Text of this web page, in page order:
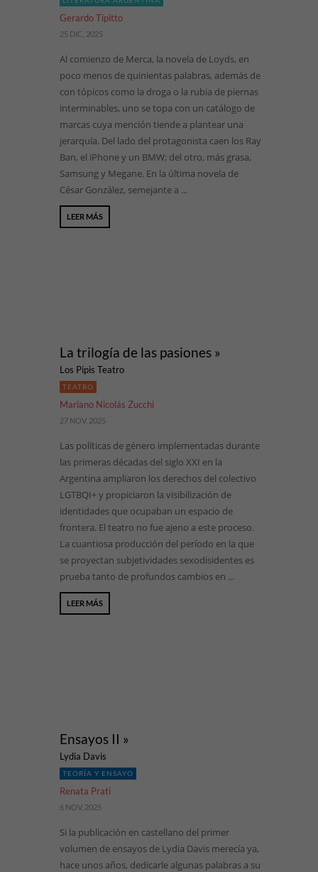
Gerardo Tipitto
25 DIC, 2025
Al comienzo de Merca, la novela de Loyds, en
poco menos de quinientas palabras, además de
con tópicos como la droga o la rubia de piernas
interminables, uno se topa con un catálogo de
marcas cuya mención tiende a plantear una
jerarquía. Del lado del protagonista caen los Ray
Ban, el iPhone y un BMW; del otro, más grasa,
Samsung y Megane. En la última novela de
César González, semejante a ...
LEER MÁS
La trilogía de las pasiones »
Los Pipis Teatro
TEATRO
Mariano Nicolás Zucchi
27 NOV, 2025
Las políticas de género implementadas durante
las primeras décadas del siglo XXI en la
Argentina ampliaron los derechos del colectivo
LGTBQI+ y propiciaron la visibilización de
identidades que ocupaban un espacio de
frontera. El teatro no fue ajeno a este proceso.
La cuantiosa producción del período en la que
se proyectan subjetividades sexodisidentes es
prueba tanto de profundos cambios en ...
LEER MÁS
Ensayos II »
Lydia Davis
TEORÍA Y ENSAYO
Renata Prati
6 NOV, 2025
Si la publicación en castellano del primer
volumen de ensayos de Lydia Davis merecía ya,
hace unos años, dedicarle algunas palabras a su